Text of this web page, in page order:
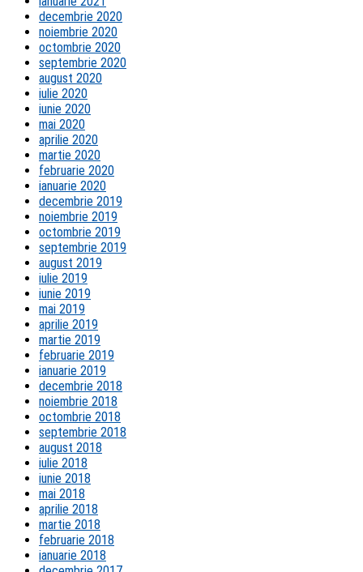
decembrie 2020
noiembrie 2020
octombrie 2020
septembrie 2020
august 2020
iulie 2020
iunie 2020
mai 2020
aprilie 2020
martie 2020
februarie 2020
ianuarie 2020
decembrie 2019
noiembrie 2019
octombrie 2019
septembrie 2019
august 2019
iulie 2019
iunie 2019
mai 2019
aprilie 2019
martie 2019
februarie 2019
ianuarie 2019
decembrie 2018
noiembrie 2018
octombrie 2018
septembrie 2018
august 2018
iulie 2018
iunie 2018
mai 2018
aprilie 2018
martie 2018
februarie 2018
ianuarie 2018